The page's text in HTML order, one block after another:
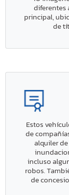
diferentes
principal,
de
Estos
de
alquiler
incluso
robos.
de